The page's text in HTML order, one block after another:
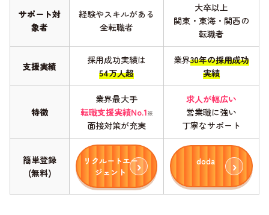
サポート対
象者
経験やスキルがある
全転職者
大卒以上
関東・東海・関西の
転職者
支援実績
採用成功実績は
54万人超
業界30年の採用成功
実績
特徴
業界最大手
転職支援実績No.1※
面接対策が充実
求人が幅広い
営業職に強い
丁寧なサポート
簡単登録
(無料)
リクルートエー
ジェント
doda